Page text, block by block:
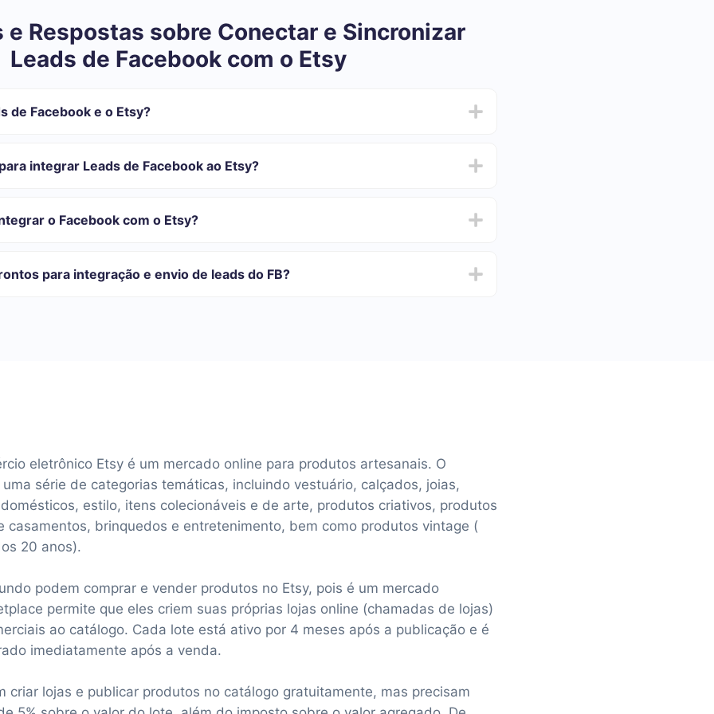
e Respostas sobre Conectar e Sincronizar
Leads de Facebook com o Etsy
de Facebook e o Etsy?
do Facebook para o Etsy
integrar Leads de Facebook ao Etsy?
o Facebook com o Etsy?
para integração e envio de leads do FB?
eletrônico Etsy é um mercado online para produtos artesanais. O
série de categorias temáticas, incluindo vestuário, calçados, joias,
estilo, itens colecionáveis e de arte, produtos criativos, produtos
casamentos, brinquedos e entretenimento, bem como produtos vintage (
20 anos).
podem comprar e vender produtos no Etsy, pois é um mercado
permite que eles criem suas próprias lojas online (chamadas de lojas)
ao catálogo. Cada lote está ativo por 4 meses após a publicação e é
imediatamente após a venda.
criar lojas e publicar produtos no catálogo gratuitamente, mas precisam